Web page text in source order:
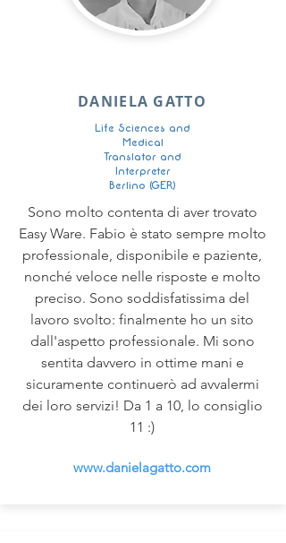
DANIELA GATTO
Life Sciences and
Medical
Translator and
Interpreter
Berlino (GER)
Sono molto contenta di aver trovato
Easy Ware. Fabio è stato sempre molto
professionale, disponibile e paziente,
nonché veloce nelle risposte e molto
preciso. Sono soddisfatissima del
lavoro svolto: finalmente ho un sito
dall'aspetto professionale. Mi sono
sentita davvero in ottime mani e
sicuramente continuerò ad avvalermi
dei loro servizi! Da 1 a 10, lo consiglio
11 :)
www.danielagatto.com